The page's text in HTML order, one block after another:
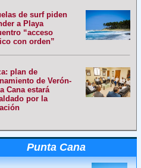
de surf piden
a Playa
“acceso
con orden”
plan de
de Verón-
Cana estará
por la
Punta Cana